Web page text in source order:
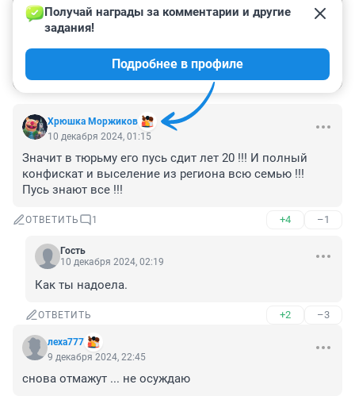
Хрюшка Моржиков
Получай награды за комментарии и другие
задания!
Подробнее в профиле
10 декабря 2024, 01:15
Значит в тюрьму его пусь сдит лет 20 !!! И полный
конфискат и выселение из региона всю семью !!!
Пусь знают все !!!
ОТВЕТИТЬ 1 +4 –1
Гость
10 декабря 2024, 02:19
Как ты надоела.
ОТВЕТИТЬ +2 –3
леха777
9 декабря 2024, 22:45
снова отмажут ... не осуждаю